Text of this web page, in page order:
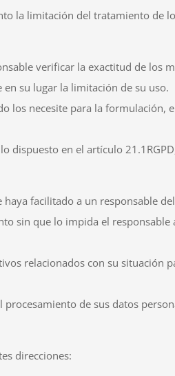
la limitación del tratamiento de
verificar la exactitud de los
su lugar la limitación de su uso.
los necesite para la formulación,
dispuesto en el artículo
facilitado a un responsable
sin que lo impida el responsable
relacionados con su situación
de sus datos
direcciones: